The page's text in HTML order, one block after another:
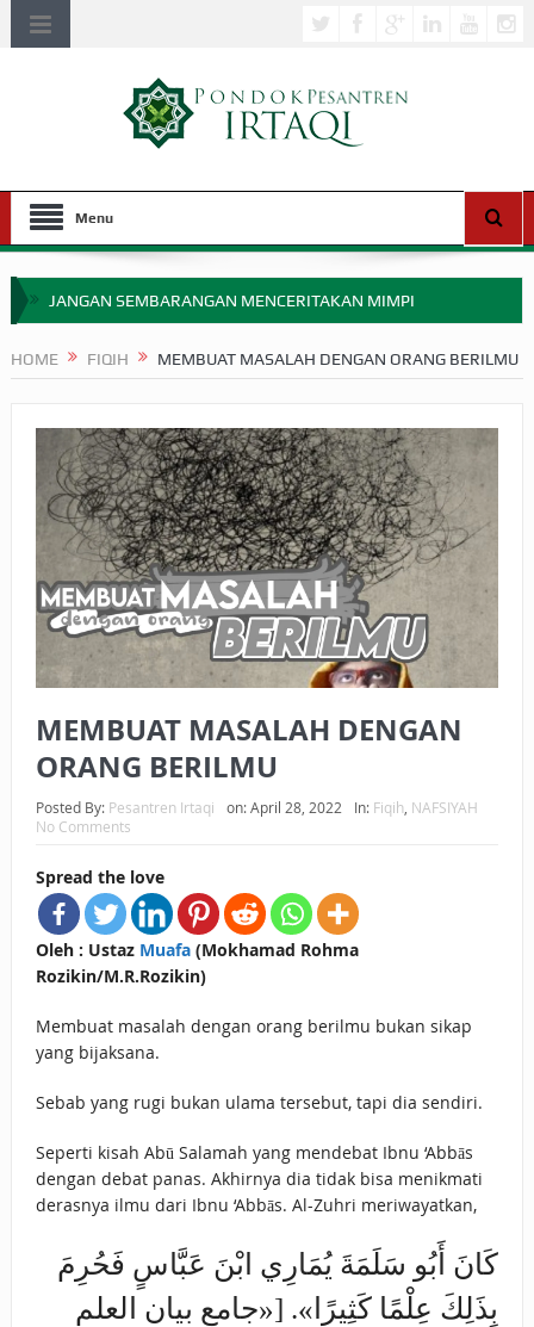
Menu
JANGAN SEMBARANGAN MENCERITAKAN MIMPI
APA HUKUM MEMPERCEPAT PEMBAYARAN ZAKAT
SEBELUM TIBA SAAT WAJIB?
HAKIKAT NIKMAT DI DUNIA!
BAGAIMANA CARA MEMBAYAR ZAKAT UANG?
UANG HARAM BISA MENJADI HALAL JIKA SEBAB
KEPEMILIKANNYA BERUBAH
BAHASA CINTA KARENA ALLAH
HUKUM MEMBAYAR ZAKAT DENGAN CARA MENGANGSUR
HOME FIQIH MEMBUAT MASALAH DENGAN ORANG BERILMU
MEMBUAT MASALAH DENGAN
ORANG BERILMU
Posted By: Pesantren Irtaqi on:April 28, 2022 In: Fiqih, NAFSIYAH
No Comments
Spread the love
Oleh : Ustaz Muafa(Mokhamad Rohma
Rozikin/M.R.Rozikin)
Membuat masalah dengan orang berilmu bukan sikap
yang bijaksana.
Sebab yang rugi bukan ulama tersebut, tapi dia sendiri.
Seperti kisah Abū Salamah yang mendebat Ibnu ‘Abbās
dengan debat panas. Akhirnya dia tidak bisa menikmati
derasnya ilmu dari Ibnu ‘Abbās. Al-Zuhri meriwayatkan,
كَانَ أَبُو سَلَمَةَ يُمَارِي ابْنَ عَبَّاسٍ فَحُرِمَ
بِذَلِكَ عِلْمًا كَثِيرًا». [«جامع بيان العلم